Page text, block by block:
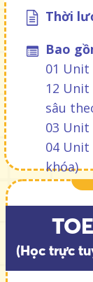
Thời
Bao
01
12
sâu
03
04
khóa)
(Học trực